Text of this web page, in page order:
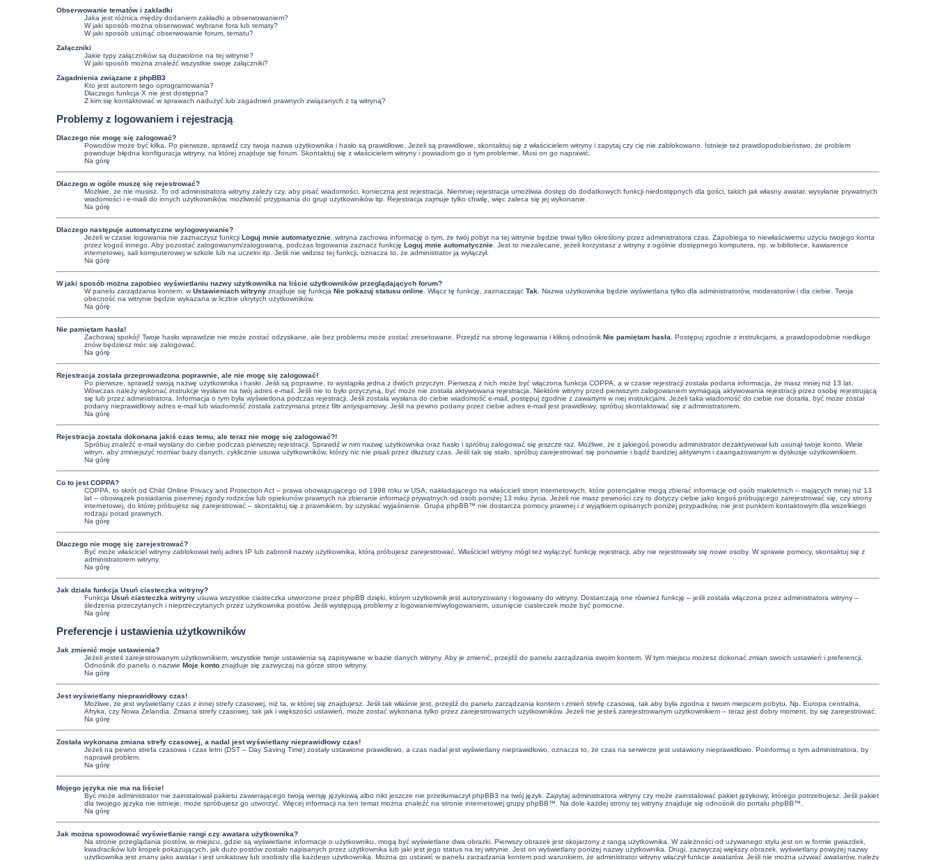
Obserwowanie tematów i zakładki
Jaka jest różnica między dodaniem zakładki a obserwowaniem?
W jaki sposób można obserwować wybrane fora lub tematy?
W jaki sposób usunąć obserwowanie forum, tematu?
Załączniki
Jakie typy załączników są dozwolone na tej witrynie?
W jaki sposób można znaleźć wszystkie swoje załączniki?
Zagadnienia związane z phpBB3
Kto jest autorem tego oprogramowania?
Dlaczego funkcja X nie jest dostępna?
Z kim się kontaktować w sprawach nadużyć lub zagadnień prawnych związanych z tą witryną?
Problemy z logowaniem i rejestracją
Dlaczego nie mogę się zalogować?
Powodów może być kilka. Po pierwsze, sprawdź czy twoja nazwa użytkownika i hasło są prawidłowe. Jeżeli są prawidłowe, skontaktuj się z właścicielem witryny i zapytaj czy cię nie zablokowano. Istnieje też prawdopodobieństwo, że problem
powoduje błędna konfiguracja witryny, na której znajduje się forum. Skontaktuj się z właścicielem witryny i powiadom go o tym problemie. Musi on go naprawić.
Na górę
Dlaczego w ogóle muszę się rejestrować?
Możliwe, że nie musisz. To od administratora witryny zależy czy, aby pisać wiadomości, konieczna jest rejestracja. Niemniej rejestracja umożliwia dostęp do dodatkowych funkcji niedostępnych dla gości, takich jak własny awatar, wysyłanie prywatnych
wiadomości i e-maili do innych użytkowników, możliwość przypisania do grup użytkowników itp. Rejestracja zajmuje tylko chwilę, więc zaleca się jej wykonanie.
Na górę
Dlaczego następuje automatyczne wylogowywanie?
Jeżeli w czasie logowania nie zaznaczysz funkcji Loguj mnie automatycznie, witryna zachowa informację o tym, że twój pobyt na tej witrynie będzie trwał tylko określony przez administratora czas. Zapobiega to niewłaściwemu użyciu twojego konta
przez kogoś innego. Aby pozostać zalogowanym/zalogowaną, podczas logowania zaznacz funkcję Loguj mnie automatycznie. Jest to niezalecane, jeżeli korzystasz z witryny z ogólnie dostępnego komputera, np. w bibliotece, kawiarence
internetowej, sali komputerowej w szkole lub na uczelni itp. Jeśli nie widzisz tej funkcji, oznacza to, że administrator ją wyłączył.
Na górę
W jaki sposób można zapobiec wyświetlaniu nazwy użytkownika na liście użytkowników przeglądających forum?
W panelu zarządzania kontem, w Ustawieniach witrynyznajduje się funkcja Nie pokazuj statusu online. Włącz tę funkcję, zaznaczając Tak . Nazwa użytkownika będzie wyświetlana tylko dla administratorów, moderatorów i dla ciebie. Twoja
obecność na witrynie będzie wykazana w liczbie ukrytych użytkowników.
Na górę
Nie pamiętam hasła!
Zachowaj spokój! Twoje hasło wprawdzie nie może zostać odzyskane, ale bez problemu może zostać zresetowane. Przejdź na stronę logowania i kliknij odnośnik Nie pamiętam hasła . Postępuj zgodnie z instrukcjami, a prawdopodobnie niedługo
znów będziesz móc się zalogować.
Na górę
Rejestracja została przeprowadzona poprawnie, ale nie mogę się zalogować!
Po pierwsze, sprawdź swoją nazwę użytkownika i hasło. Jeśli są poprawne, to wystąpiła jedna z dwóch przyczyn. Pierwszą z nich może być włączona funkcja COPPA, a w czasie rejestracji została podana informacja, że masz mniej niż 13 lat.
Wówczas należy wykonać instrukcje wysłane na twój adres e-mail. Jeśli nie to było przyczyną, być może nie została aktywowana rejestracja. Niektóre witryny przed pierwszym zalogowaniem wymagają aktywowania rejestracji przez osobę rejestrującą
się lub przez administratora. Informacja o tym była wyświetlona podczas rejestracji. Jeśli została wysłana do ciebie wiadomość e-mail, postępuj zgodnie z zawartymi w niej instrukcjami. Jeżeli taka wiadomość do ciebie nie dotarła, być może został
podany nieprawidłowy adres e-mail lub wiadomość została zatrzymana przez filtr antyspamowy. Jeśli na pewno podany przez ciebie adres e-mail jest prawidłowy, spróbuj skontaktować się z administratorem.
Na górę
Rejestracja została dokonana jakiś czas temu, ale teraz nie mogę się zalogować?!
Spróbuj znaleźć e-mail wysłany do ciebie podczas pierwszej rejestracji. Sprawdź w nim nazwę użytkownika oraz hasło i spróbuj zalogować się jeszcze raz. Możliwe, że z jakiegoś powodu administrator dezaktywował lub usunął twoje konto. Wiele
witryn, aby zmniejszyć rozmiar bazy danych, cyklicznie usuwa użytkowników, którzy nic nie pisali przez dłuższy czas. Jeśli tak się stało, spróbuj zarejestrować się ponownie i bądź bardziej aktywnym i zaangażowanym w dyskusje użytkownikiem.
Na górę
Co to jest COPPA?
COPPA, to skrót od Child Online Privacy and Protection Act – prawa obowiązującego od 1998 roku w USA, nakładającego na właścicieli stron internetowych, które potencjalnie mogą zbierać informacje od osób małoletnich – mających mniej niż 13
lat – obowiązek posiadania pisemnej zgody rodziców lub opiekunów prawnych na zbieranie informacji prywatnych od osób poniżej 13 roku życia. Jeżeli nie masz pewności czy to dotyczy ciebie jako kogoś próbującego zarejestrować się, czy strony
internetowej, do której próbujesz się zarejestrować – skontaktuj się z prawnikiem, by uzyskać wyjaśnienie. Grupa phpBB™ nie dostarcza pomocy prawnej i z wyjątkiem opisanych poniżej przypadków, nie jest punktem kontaktowym dla wszelkiego
rodzaju porad prawnych.
Na górę
Dlaczego nie mogę się zarejestrować?
Być może właściciel witryny zablokował twój adres IP lub zabronił nazwy użytkownika, którą próbujesz zarejestrować. Właściciel witryny mógł też wyłączyć funkcję rejestracji, aby nie rejestrowały się nowe osoby. W sprawie pomocy, skontaktuj się z
administratorem witryny.
Na górę
Jak działa funkcja Usuń ciasteczka witryny?
Funkcja Usuń ciasteczka witrynyusuwa wszystkie ciasteczka utworzone przez phpBB dzięki, którym użytkownik jest autoryzowany i logowany do witryny. Dostarczają one również funkcję – jeśli została włączona przez administratora witryny –
śledzenia przeczytanych i nieprzeczytanych przez użytkownika postów. Jeśli występują problemy z logowaniem/wylogowaniem, usunięcie ciasteczek może być pomocne.
Na górę
Preferencje i ustawienia użytkowników
Jak zmienić moje ustawienia?
Jeżeli jesteś zarejestrowanym użytkownikiem, wszystkie twoje ustawienia są zapisywane w bazie danych witryny. Aby je zmienić, przejdź do panelu zarządzania swoim kontem. W tym miejscu możesz dokonać zmian swoich ustawień i preferencji.
Odnośnik do panelu o nazwie Moje kontoznajduje się zazwyczaj na górze stron witryny.
Na górę
Jest wyświetlany nieprawidłowy czas!
Możliwe, że jest wyświetlany czas z innej strefy czasowej, niż ta, w której się znajdujesz. Jeśli tak właśnie jest, przejdź do panelu zarządzania kontem i zmień strefę czasową, tak aby była zgodna z twoim miejscem pobytu. Np. Europa centralna,
Afryka, czy Nowa Zelandia. Zmiana strefy czasowej, tak jak i większości ustawień, może zostać wykonana tylko przez zarejestrowanych użytkowników. Jeżeli nie jesteś zarejestrowanym użytkownikiem – teraz jest dobry moment, by się zarejestrować.
Na górę
Została wykonana zmiana strefy czasowej, a nadal jest wyświetlany nieprawidłowy czas!
Jeżeli na pewno strefa czasowa i czas letni (DST – Day Saving Time) zostały ustawione prawidłowo, a czas nadal jest wyświetlany nieprawidłowo, oznacza to, że czas na serwerze jest ustawiony nieprawidłowo. Poinformuj o tym administratora, by
naprawił problem.
Na górę
Mojego języka nie ma na liście!
Być może administrator nie zainstalował pakietu zawierającego twoją wersję językową albo nikt jeszcze nie przetłumaczył phpBB3 na twój język. Zapytaj administratora witryny czy może zainstalować pakiet językowy, którego potrzebujesz. Jeśli pakiet
dla twojego języka nie istnieje, może spróbujesz go utworzyć. Więcej informacji na ten temat można znaleźć na stronie internetowej grupy phpBB™. Na dole każdej strony tej witryny znajduje się odnośnik do portalu phpBB™.
Na górę
Jak można spowodować wyświetlanie rangi czy awatara użytkownika?
Na stronie przeglądania postów, w miejscu, gdzie są wyświetlane informacje o użytkowniku, mogą być wyświetlane dwa obrazki. Pierwszy obrazek jest skojarzony z rangą użytkownika. W zależności od używanego stylu jest on w formie gwiazdek,
kwadracików lub kropek pokazujących, jak dużo postów zostało napisanych przez użytkownika lub jaki jest jego status na tej witrynie. Jest on wyświetlany poniżej nazwy użytkownika. Drugi, zazwyczaj większy obrazek, wyświetlany powyżej nazwy
użytkownika jest znany jako awatar i jest unikatowy lub osobisty dla każdego użytkownika. Można go ustawić w panelu zarządzania kontem pod warunkiem, że administrator witryny włączył funkcje awatarów. Jeśli nie można używać awatarów, należy